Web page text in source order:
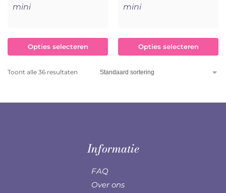
mini
Opties selecteren
mini
Opties selecteren
Toont alle 36 resultaten
Informatie
FAQ
Over ons